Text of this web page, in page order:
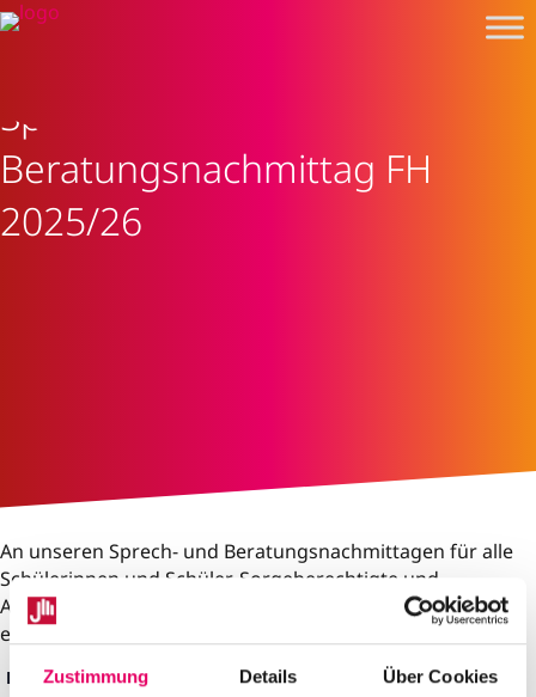
Zustimmung Details Über Cookies
Sprech- und
Beratungsnachmittag FH
2025/26
An unseren Sprech- und Beratungsnachmittagen für alle
Schülerinnen und Schüler, Sorgeberechtigte und
Ausbildende kommen wir in den Austausch und beraten
euch.
DETAILS